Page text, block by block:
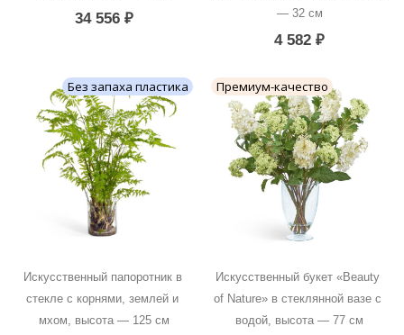
34 556₽
— 32 см
4 582₽
Без запаха пластика
Искусственный папоротник в
стекле с корнями, землей и
мхом, высота — 125 см
Премиум-качество
Искусственный букет «Beauty
of Nature» в стеклянной вазе с
водой, высота — 77 см